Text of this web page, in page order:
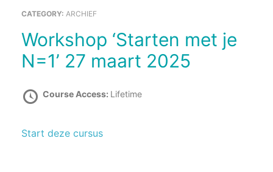
CATEGORY: ARCHIEF
Workshop ‘Starten met je
N=1’ 27 maart 2025
Course Access: Lifetime
Start deze cursus